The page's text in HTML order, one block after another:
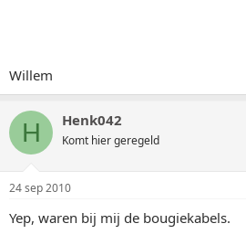
Willem
H Henk042
Komt hier geregeld
24 sep 2010
Yep, waren bij mij de bougiekabels.